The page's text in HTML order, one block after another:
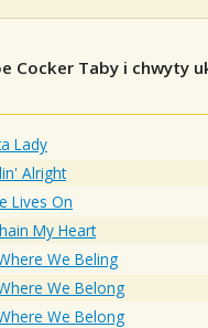
Cocker Taby i chwyty
Lady
Alright
Lives On
My Heart
We Beling
We Belong
We Belong